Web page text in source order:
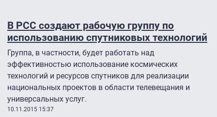
В РСС создают рабочую группу по
использованию спутниковых технологий
Группа, в частности, будет работать над
эффективностью использование космических
технологий и ресурсов спутников для реализации
национальных проектов в области телевещания и
универсальных услуг.
10.11.2015 15:37